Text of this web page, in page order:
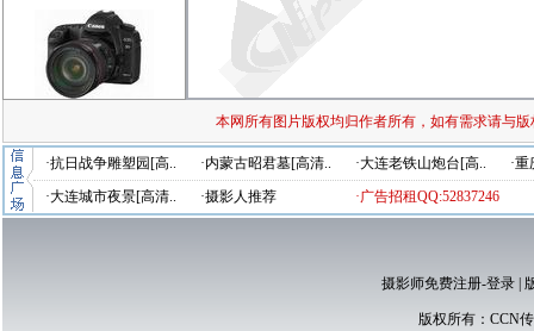
本网所有图片版权均归作者所有，如有需求请与
·抗日战争雕塑园[高.. ·内蒙古昭君墓[高清.. ·大连老铁山炮台[高..
·
·大连城市夜景[高清..
·摄影人推荐 ·广告招租QQ:52837246
摄影师免费注册-登录|
版权所有： CCN